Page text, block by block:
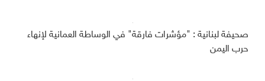
صحيفة لبنانية : "مؤشرات فارقة" في الوساطة العمانية لإنهاء
حرب اليمن